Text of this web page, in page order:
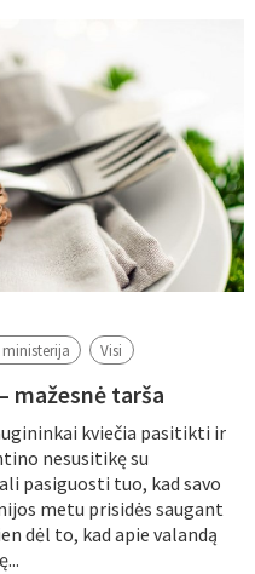
Visi
mažesnė tarša
kviečia pasitikti ir
nesusitikę su
pasiguosti tuo, kad savo
metu prisidės saugant
dėl to, kad apie valandą